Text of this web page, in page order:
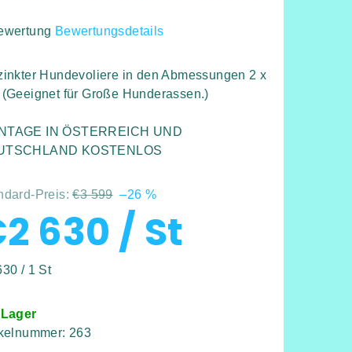
Bewertungsdetails
Hundevoliere in den Abmessungen 2 x
(Geeignet für Große Hunderassen.)
IN ÖSTERREICH UND
KOSTENLOS
Preis: €3 599 –26 %
630 / St
/ 1 St
263